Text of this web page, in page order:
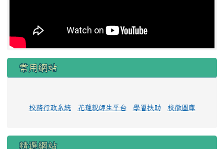
常用網站
校務行政系統 花蓮親師生平台 學習扶助 校徽圖庫
精選網站